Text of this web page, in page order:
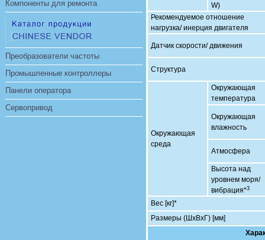
Компоненты для ремонта
Преобразователи частоты
Промышленные контроллеры
Панели оператора
Сервопривод
W)
Рекомендуемое отношение
нагрузка/ инерция двигателя
Датчик скорости/ движения
Структура
Окружающая
среда
Окружающая
температура
Окружающая
влажность
Атмосфера
Высота над
уровнем моря/
вибрация*3
Вес [кг]*
Размеры (ШхВхГ) [мм]